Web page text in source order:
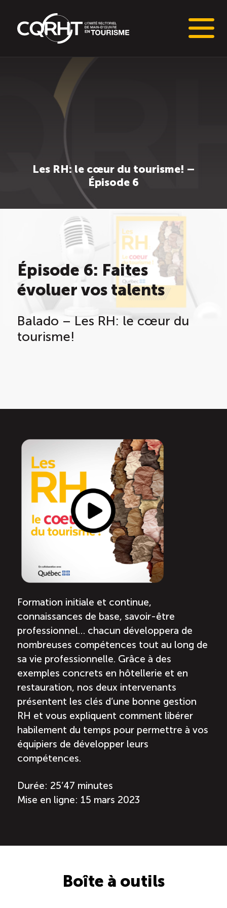
Connaissances stratégiques
Informations sur le marché du travail (IMT)
Main-d’oeuvre en tourisme
Répertoire des publications
Saisonnalité des emplois
Outils et ressources
Portail RH
Descriptions de fonction
Recrutement de travailleurs étrangers
Ressources
Compétences et formations
Formation sur mesure
Programme EMERIT
Cuisinier : alternance travail-étude
Apprentissage en milieu de travail
Reconnaissance des compétences
Bilan et reconnaissance des acquis
Initiatives
Destination IA
Les RH: le cœur du tourisme! –
Épisode 6
Épisode 6: Faites
évoluer vos talents
Balado – Les RH: le cœur du
tourisme!
Formation initiale et continue,
connaissances de base, savoir-être
professionnel… chacun développera de
nombreuses compétences tout au long de
sa vie professionnelle. Grâce à des
exemples concrets en hôtellerie et en
restauration, nos deux intervenants
présentent les clés d’une bonne gestion
RH et vous expliquent comment libérer
habilement du temps pour permettre à vos
équipiers de développer leurs
compétences.
Durée: 25’47 minutes
Mise en ligne: 15 mars 2023
Boîte à outils